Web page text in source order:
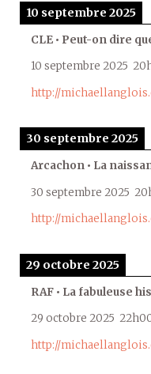
10 septembre 2025
CLE • Peut-on dire
10 septembre 2025
http://
30 septembre 2025
Arcachon • La
30 septembre 2025
http://
29 octobre 2025
RAF • La fabuleuse
29 octobre 2025
http://